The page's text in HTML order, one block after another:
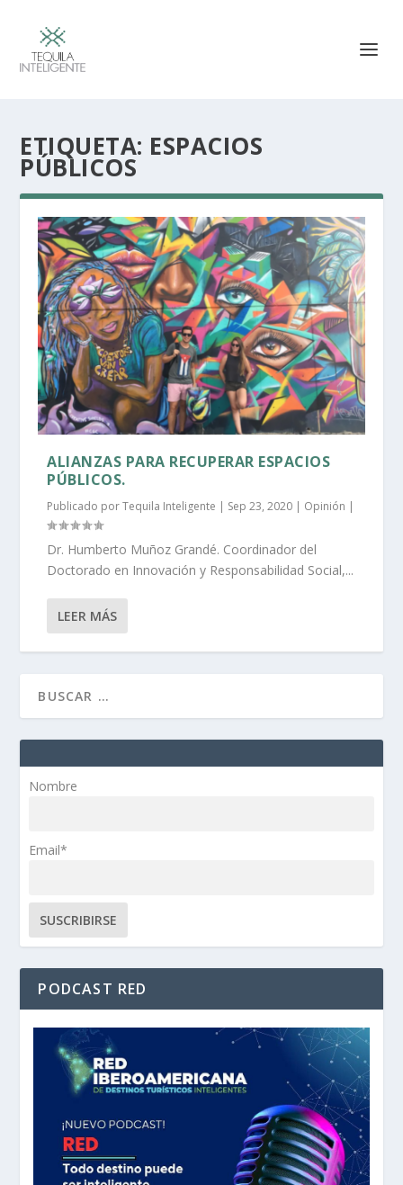
ETIQUETA: ESPACIOS
PÚBLICOS
ALIANZAS PARA RECUPERAR ESPACIOS
PÚBLICOS.
Publicado porTequila Inteligente | Sep 23, 2020 | Opinión |
Dr. Humberto Muñoz Grandé. Coordinador del
Doctorado en Innovación y Responsabilidad Social,...
LEER MÁS
Nombre
Email*
PODCAST RED